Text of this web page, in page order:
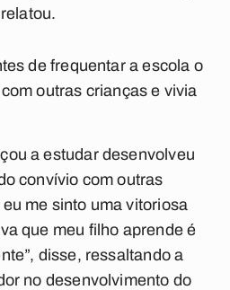
de frequentar a escola o
outras crianças e vivia
a estudar desenvolveu
convívio com outras
me sinto uma vitoriosa
que meu filho aprende é
disse, ressaltando a
no desenvolvimento do